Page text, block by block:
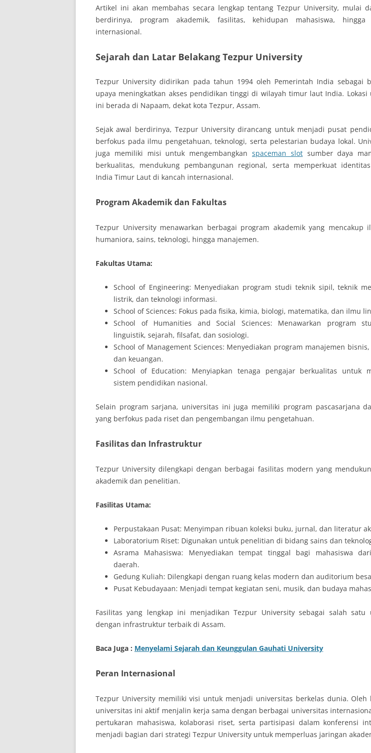
Artikel ini akan membahas secara lengkap tentang Tezpur University, mulai
berdirinya, program akademik, fasilitas, kehidupan mahasiswa, hingga
internasional.
Sejarah dan Latar Belakang Tezpur University
Tezpur University didirikan pada tahun 1994 oleh Pemerintah India sebagai
upaya meningkatkan akses pendidikan tinggi di wilayah timur laut India. Lokasi
ini berada di Napaam, dekat kota Tezpur, Assam.
Sejak awal berdirinya, Tezpur University dirancang untuk menjadi pusat
berfokus pada ilmu pengetahuan, teknologi, serta pelestarian budaya lokal.
juga memiliki misi untuk mengembangkan spaceman slotsumber daya
berkualitas, mendukung pembangunan regional, serta memperkuat
India Timur Laut di kancah internasional.
Program Akademik dan Fakultas
Tezpur University menawarkan berbagai program akademik yang mencakup
humaniora, sains, teknologi, hingga manajemen.
Fakultas Utama:
School of Engineering: Menyediakan program studi teknik sipil, teknik
listrik, dan teknologi informasi.
School of Sciences: Fokus pada fisika, kimia, biologi, matematika, dan ilmu
School of Humanities and Social Sciences: Menawarkan program
linguistik, sejarah, filsafat, dan sosiologi.
School of Management Sciences: Menyediakan program manajemen
dan keuangan.
School of Education: Menyiapkan tenaga pengajar berkualitas untuk
sistem pendidikan nasional.
Selain program sarjana, universitas ini juga memiliki program pascasarjana
yang berfokus pada riset dan pengembangan ilmu pengetahuan.
Fasilitas dan Infrastruktur
Tezpur University dilengkapi dengan berbagai fasilitas modern yang
akademik dan penelitian.
Fasilitas Utama:
Perpustakaan Pusat: Menyimpan ribuan koleksi buku, jurnal, dan literatur
Laboratorium Riset: Digunakan untuk penelitian di bidang sains dan
Asrama Mahasiswa: Menyediakan tempat tinggal bagi mahasiswa
daerah.
Gedung Kuliah: Dilengkapi dengan ruang kelas modern dan auditorium
Pusat Kebudayaan: Menjadi tempat kegiatan seni, musik, dan budaya
Fasilitas yang lengkap ini menjadikan Tezpur University sebagai salah satu
dengan infrastruktur terbaik di Assam.
Baca Juga : Menyelami Sejarah dan Keunggulan Gauhati University
Peran Internasional
Tezpur University memiliki visi untuk menjadi universitas berkelas dunia. Oleh
universitas ini aktif menjalin kerja sama dengan berbagai universitas
pertukaran mahasiswa, kolaborasi riset, serta partisipasi dalam konferensi
menjadi bagian dari strategi Tezpur University untuk memperluas jaringan